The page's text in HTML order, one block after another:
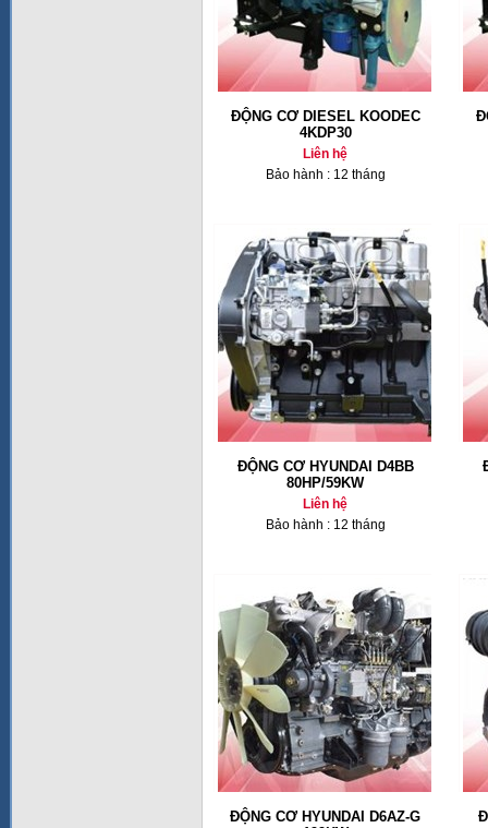
ĐỘNG CƠ DIESEL KOODEC
4KDP30
Liên hệ
Bảo hành : 12 tháng
ĐỘNG CƠ HYUNDAI D4BB
80HP/59KW
Liên hệ
Bảo hành : 12 tháng
ĐỘNG CƠ HYUNDAI D6AZ-G